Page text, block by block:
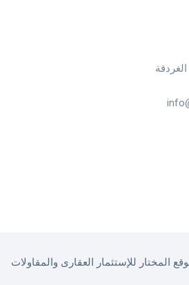
المختار للإستثمار العقارى والمقاولات